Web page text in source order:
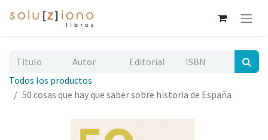
Todos los productos
50 cosas que hay que saber sobre historia de España